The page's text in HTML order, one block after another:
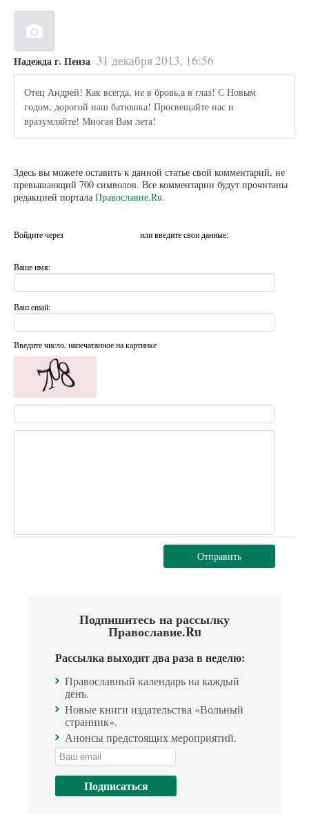
Надежда г. Пенза 31 декабря 2013, 16:56
Отец Андрей! Как всегда, не в бровь,а в глаз! С Новым
годом, дорогой наш батюшка! Просвещайте нас и
вразумляйте! Многая Вам лета!
Здесь вы можете оставить к данной статье свой комментарий, не
превышающий 700 символов. Все комментарии будут прочитаны
редакцией портала Православие.Ru.
Войдите через или введите свои данные:
Ваше имя:
Ваш email:
Введите число, напечатанное на картинке
Отправить
Подпишитесь на рассылку
Православие.Ru
Рассылка выходит два раза в неделю:
Православный календарь на каждый
день.
Новые книги издательства «Вольный
странник».
Анонсы предстоящих мероприятий.